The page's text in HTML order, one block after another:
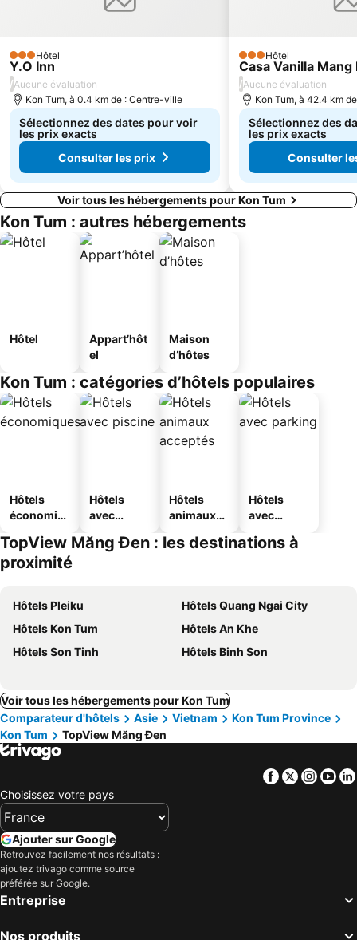
3 Étoiles
Hôtel
Y.O Inn
/Aucune évaluation
Kon Tum, à 0.4 km de : Centre-ville
Sélectionnez des dates pour voir
les prix exacts
Consulter les prix
3 Étoiles
Hôtel
Casa Vanilla Mang
/Aucune évaluation
Kon Tum, à 42.4 km
Sélectionnez des
les prix exacts
Consulter
Voir tous les hébergements pour Kon Tum
Kon Tum : autres hébergements
Hôtel
Appart’hôt
el
Maison
d’hôtes
Kon Tum : catégories d’hôtels populaires
Hôtels
économiq
Hôtels
avec
Hôtels
animaux
Hôtels
avec
TopView Măng Đen : les destinations à
proximité
Hôtels Pleiku
Hôtels Quang Ngai City
Hôtels Kon Tum
Hôtels An Khe
Hôtels Son Tinh
Hôtels Binh Son
Voir tous les hébergements pour Kon Tum
Comparateur d'hôtels
Asie Vietnam
Kon Tum Province
Kon Tum
TopView Măng Đen
Facebook
Twitter
Choisissez votre pays
Ajouter sur Google
Retrouvez facilement nos résultats :
ajoutez trivago comme source
préférée sur Google.
Entreprise
Nos produits